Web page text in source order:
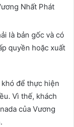
Nhất Phát
là bản gốc và có
quyền hoặc xuất
để thực hiện
Vì thế, khách
của Vương